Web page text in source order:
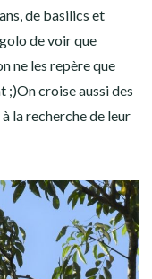
de basilics et
de voir que
ne les repère que
;)On croise aussi des
la recherche de leur